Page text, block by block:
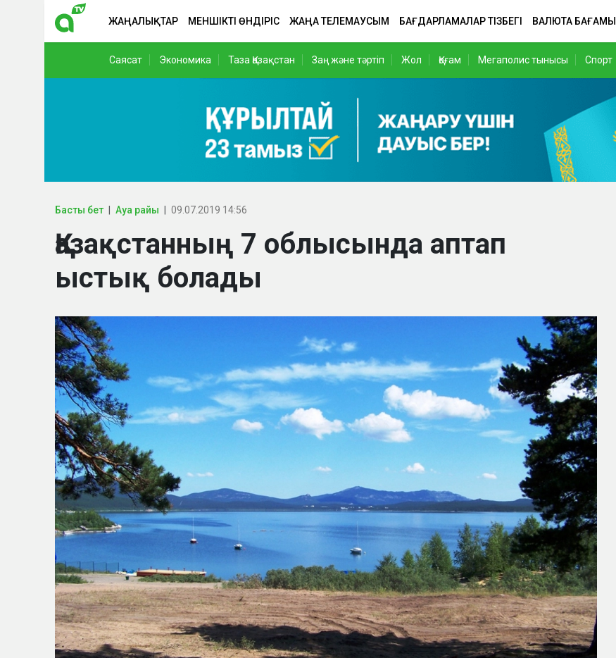
ЖАҢАЛЫҚТАР МЕНШІКТІ ӨНДІРІС ЖАҢА ТЕЛЕМАУСЫМ БАҒДАРЛАМАЛАР ТІЗБЕГІ ВАЛЮТА БАҒАМЫ
Саясат Экономика Таза Қазақстан Заң және тәртіп Жол Қоғам Мегаполис тынысы Спорт
Басты бет Ауа райы 09.07.2019 14:56
Қазақстанның 7 облысында аптап
ыстық болады